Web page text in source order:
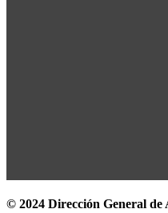
© 2024 Dirección General